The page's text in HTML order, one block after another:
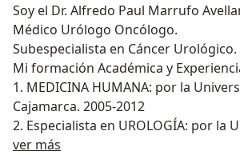
Soy el Dr. Alfredo Paul Marrufo
Médico Urólogo Oncólogo.
Subespecialista en Cáncer Urológico.
Mi formación Académica y
1. MEDICINA HUMANA: por la
Cajamarca. 2005-2012
2. Especialista en UROLOGÍA: por la
Nacional Mayor de San Marcos 2015-
ver más